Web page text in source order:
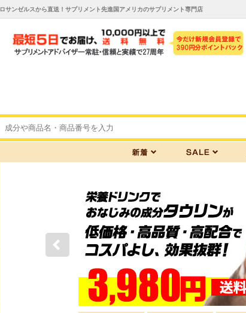
ロサンゼルスから直送！サプリメント先進国アメリカのサプリメント専門店